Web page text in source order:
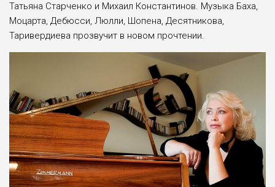
Татьяна Старченко и Михаил Константинов. Музыка Баха,
Моцарта, Дебюсси, Люлли, Шопена, Десятникова,
Таривердиева прозвучит в новом прочтении.